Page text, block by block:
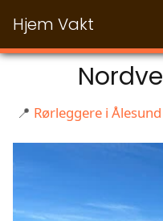
Hjem Vakt
📍 Rørleggere i Ålesund